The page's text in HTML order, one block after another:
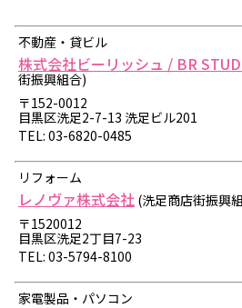
不動産・貸ビル
株式会社ビーリッシュ / BR
街振興組合)
〒152-0012
目黒区洗足2-7-13 洗足ビル201
TEL: 03-6820-0485
リフォーム
レノヴァ株式会社 (洗足商店街振興
〒1520012
目黒区洗足2丁目7-23
TEL: 03-5794-8100
家電製品・パソコン